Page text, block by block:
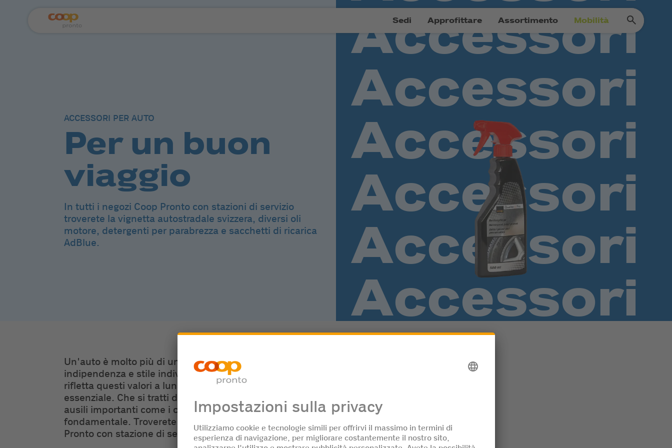
Sedi Approfittare Assortimento Mobilità
ACCESSORI PER AUTO
Per un buon
viaggio
In tutti i negozi Coop Pronto con stazioni di servizio
troverete la vignetta autostradale svizzera, diversi oli
motore, detergenti per parabrezza e sacchetti di ricarica
AdBlue.
Un'auto è molto più di un semplice mezzo di trasporto: è sinonimo di libertà,
indipendenza e stile individuale del suo proprietario. Per garantire che il vostro veicolo
rifletta questi valori a lungo termine e rimanga affidabile, la manutenzione regolare è
essenziale. Che si tratti della pulizia della tappezzeria, di deodoranti per ambienti o di
ausili importanti come i cavi di avviamento, gli accessori giusti svolgono un ruolo
fondamentale. Troverete una selezione degli articoli più richiesti nel negozio Coop
Pronto con stazione di servizio più vicino a voi.